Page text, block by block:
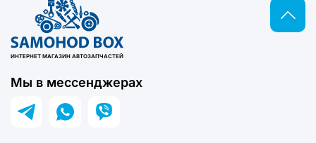
ИНТЕРНЕТ МАГАЗИН АВТОЗАПЧАСТЕЙ
Мы в мессенджерах